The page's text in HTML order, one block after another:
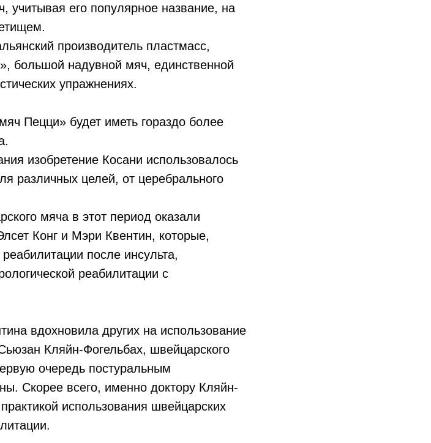
учитывая его популярное название, на
производитель пластмасс,
большой надувной мяч, единственной
упражнениях.
Пецци» будет иметь гораздо более
изобретение Косани использовалось
различных целей, от церебрального
мяча в этот период оказали
Конг и Мэри Квентин, которые,
после инсульта,
реабилитации с
вдохновила других на использование
Кляйн-Фогельбах, швейцарского
очередь постуральным
Скорее всего, именно доктору Кляйн-
использования швейцарских